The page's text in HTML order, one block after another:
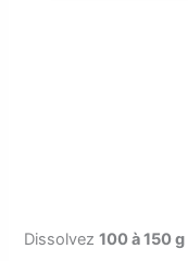
Dissolvez100 à 150 g